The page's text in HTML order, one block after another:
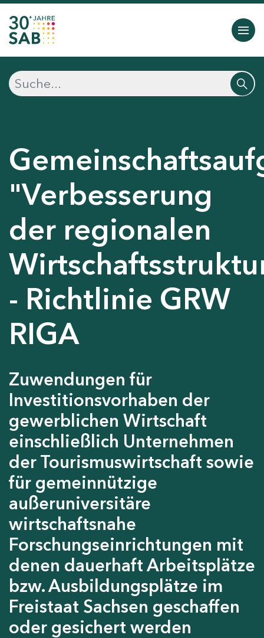
"Verbesserung
der regionalen
- Richtlinie GRW
RIGA
Zuwendungen für
Investitionsvorhaben der
gewerblichen Wirtschaft
einschließlich Unternehmen
der Tourismuswirtschaft sowie
für gemeinnützige
außeruniversitäre
wirtschaftsnahe
Forschungseinrichtungen mit
denen dauerhaft Arbeitsplätze
bzw. Ausbildungsplätze im
Freistaat Sachsen geschaffen
oder gesichert werden